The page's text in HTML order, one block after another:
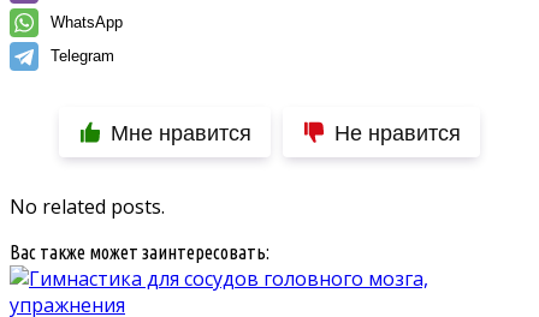
WhatsApp
Telegram
Мне нравится Не нравится
No related posts.
Вас также может заинтересовать: